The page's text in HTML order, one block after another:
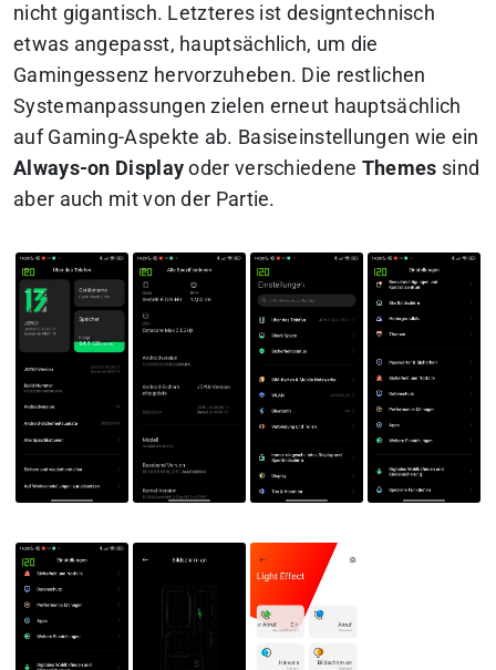
nicht gigantisch. Letzteres ist designtechnisch
etwas angepasst, hauptsächlich, um die
Gamingessenz hervorzuheben. Die restlichen
Systemanpassungen zielen erneut hauptsächlich
auf Gaming-Aspekte ab. Basiseinstellungen wie ein
Always-on Display oder verschiedene Themes sind
aber auch mit von der Partie.